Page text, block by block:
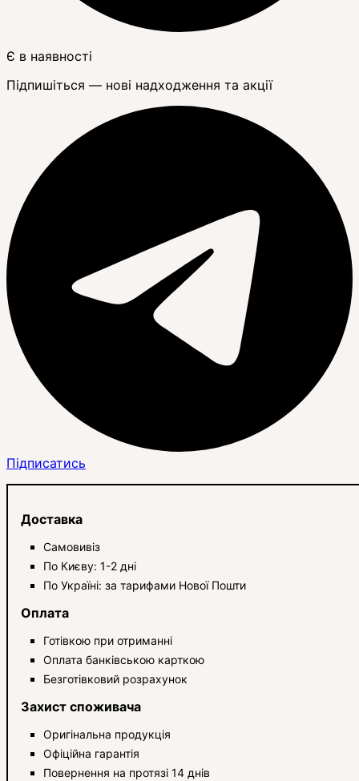
Є в наявності
Підпишіться — нові надходження та акції
Підписатись
Доставка
Самовивіз
По Києву: 1-2 дні
По Україні: за тарифами Нової Пошти
Оплата
Готівкою при отриманні
Оплата банківською карткою
Безготівковий розрахунок
Захист споживача
Оригінальна продукція
Офіційна гарантія
Повернення на протязі 14 днів